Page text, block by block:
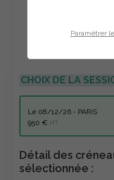
Paramétrer
CHOIX DE LA
le 08/12/26 - PARIS
950 € HT
Détail des
sélectionnée :